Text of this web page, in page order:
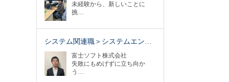
未経験から、新しいことに
挑…
システム関連職＞システムエン…
富士ソフト株式会社
失敗にもめげずに立ち向か
う…